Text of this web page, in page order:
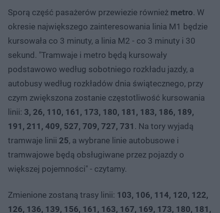
Sporą część pasażerów przewiezie również metro. W
okresie największego zainteresowania linia M1 będzie
kursowała co 3 minuty, a linia M2 - co 3 minuty i 30
sekund. "Tramwaje i metro będą kursowały
podstawowo według sobotniego rozkładu jazdy, a
autobusy według rozkładów dnia świątecznego, przy
czym zwiększona zostanie częstotliwość kursowania
linii: 3, 26, 110, 161, 173, 180, 181, 183, 186, 189,
191, 211, 409, 527, 709, 727, 731 . Na tory wyjadą
tramwaje linii 25, a wybrane linie autobusowe i
tramwajowe będą obsługiwane przez pojazdy o
większej pojemności" - czytamy.
Zmienione zostaną trasy linii: 103, 106, 114, 120, 122,
126, 136, 139, 156, 161, 163, 167, 169, 173, 180, 181,